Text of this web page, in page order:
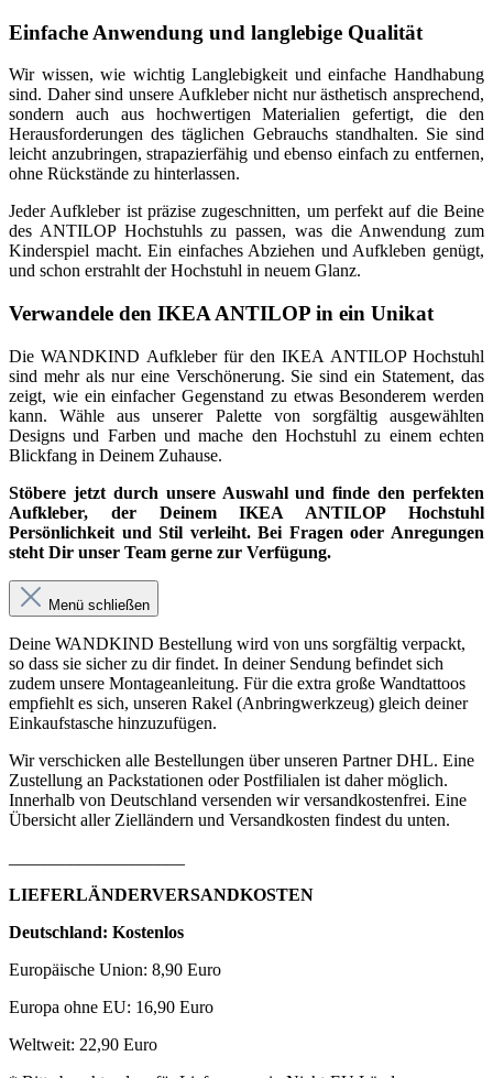
Einfache Anwendung und langlebige Qualität
Wir wissen, wie wichtig Langlebigkeit und einfache Handhabung
sind. Daher sind unsere Aufkleber nicht nur ästhetisch ansprechend,
sondern auch aus hochwertigen Materialien gefertigt, die den
Herausforderungen des täglichen Gebrauchs standhalten. Sie sind
leicht anzubringen, strapazierfähig und ebenso einfach zu entfernen,
ohne Rückstände zu hinterlassen.
Jeder Aufkleber ist präzise zugeschnitten, um perfekt auf die Beine
des ANTILOP Hochstuhls zu passen, was die Anwendung zum
Kinderspiel macht. Ein einfaches Abziehen und Aufkleben genügt,
und schon erstrahlt der Hochstuhl in neuem Glanz.
Verwandele den IKEA ANTILOP in ein Unikat
Die WANDKIND Aufkleber für den IKEA ANTILOP Hochstuhl
sind mehr als nur eine Verschönerung. Sie sind ein Statement, das
zeigt, wie ein einfacher Gegenstand zu etwas Besonderem werden
kann. Wähle aus unserer Palette von sorgfältig ausgewählten
Designs und Farben und mache den Hochstuhl zu einem echten
Blickfang in Deinem Zuhause.
Stöbere jetzt durch unsere Auswahl und finde den perfekten
Aufkleber, der Deinem IKEA ANTILOP Hochstuhl
Persönlichkeit und Stil verleiht. Bei Fragen oder Anregungen
steht Dir unser Team gerne zur Verfügung.
Menü schließen
Deine WANDKIND Bestellung wird von uns sorgfältig verpackt,
so dass sie sicher zu dir findet. In deiner Sendung befindet sich
zudem unsere Montageanleitung. Für die extra große Wandtattoos
empfiehlt es sich, unseren Rakel (Anbringwerkzeug) gleich deiner
Einkaufstasche hinzuzufügen.
Wir verschicken alle Bestellungen über unseren Partner DHL. Eine
Zustellung an Packstationen oder Postfilialen ist daher möglich.
Innerhalb von Deutschland versenden wir versandkostenfrei. Eine
Übersicht aller Zielländern und Versandkosten findest du unten.
LIEFERLÄNDERVERSANDKOSTEN
Deutschland: Kostenlos
Europäische Union: 8,90 Euro
Europa ohne EU: 16,90 Euro
Weltweit: 22,90 Euro